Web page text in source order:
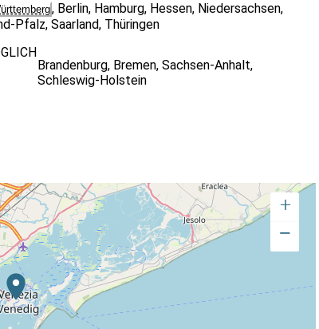
, Berlin, Hamburg, Hessen, Niedersachsen,
Pfalz, Saarland, Thüringen
Brandenburg, Bremen,Sachsen-Anhalt,
Schleswig-Holstein
+
−